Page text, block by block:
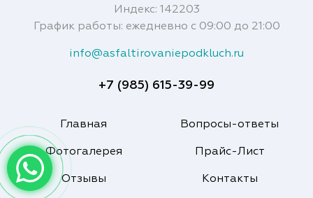
Индекс: 142203
График работы: ежедневно с 09:00 до 21:00
info@asfaltirovaniepodkluch.ru
+7 (985) 615-39-99
Главная Вопросы-ответы
Фотогалерея Прайс-Лист
Отзывы Контакты